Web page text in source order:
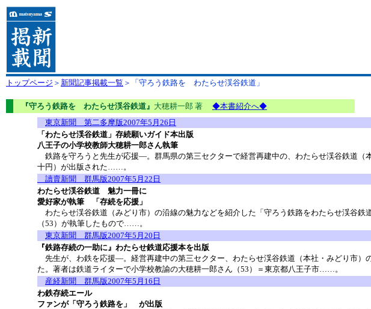
トップページ ＞ 新聞記事掲載一覧 ＞「守ろう鉄路を わたらせ渓谷鉄道」
『守ろう鉄路を わたらせ渓谷鉄道』 大穂耕一郎 著
◆本書紹介へ◆
東京新聞 第二多摩版2007年5月26日
「わたらせ渓谷鉄道」存続願いガイド本出版
八王子の小学校教師大穂耕一郎さん執筆
鉄路を守ろうと先生が応援―。群馬県の第三セクターで経営再建中の、わたらせ渓谷鉄道
十円）が出版された……。
讀賣新聞 群馬版2007年5月22日
わたらせ渓谷鉄道 魅力一冊に
愛好家が執筆 「存続を応援」
わたらせ渓谷鉄道（みどり市）の沿線の魅力などを紹介した「守ろう鉄路をわたらせ渓谷
（53）が執筆したもので……。
東京新聞 群馬版2007年5月20日
『鉄路存続の一助に』わたらせ鉄道応援本を出版
先生が、わ鉄を応援―。経営再建中の第三セクター、わたらせ渓谷鉄道（本社・みどり市
た。著者は鉄道ライターで小学校教諭の大穂耕一郎さん（53）＝東京都八王子市……。
産経新聞 群馬版2007年5月16日
わ鉄存続エール
ファンが「守ろう鉄路を」 が出版